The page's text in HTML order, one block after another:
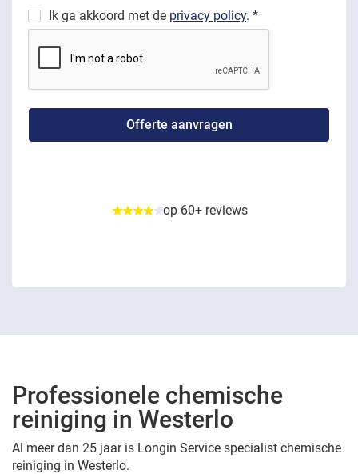
Ik ga akkoord met de privacy policy. *
op 60+ reviews
Professionele chemische
reiniging in Westerlo
Al meer dan 25 jaar is Longin Service specialist chemische
reiniging in Westerlo.